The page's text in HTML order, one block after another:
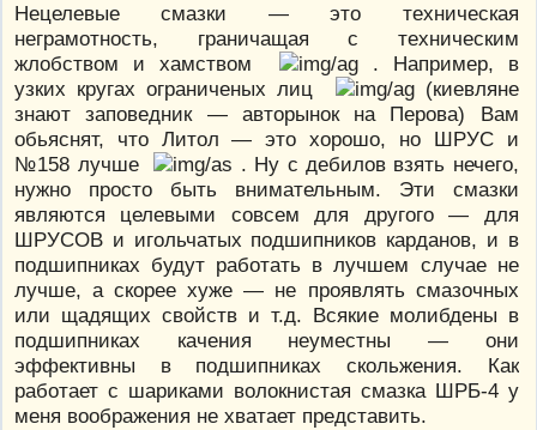
Нецелевые смазки — это техническая
неграмотность, граничащая с техническим
жлобством и хамством
. Например, в
узких кругах ограниченых лиц
(киевляне
знают заповедник — авторынок на Перова) Вам
обьяснят, что Литол — это хорошо, но ШРУС и
№158 лучше
. Ну с дебилов взять нечего,
нужно просто быть внимательным. Эти смазки
являются целевыми совсем для другого — для
ШРУСОВ и игольчатых подшипников карданов, и в
подшипниках будут работать в лучшем случае не
лучше, а скорее хуже — не проявлять смазочных
или щадящих свойств и т.д. Всякие молибдены в
подшипниках качения неуместны — они
эффективны в подшипниках скольжения. Как
работает с шариками волокнистая смазка ШРБ-4 у
меня воображения не хватает представить.